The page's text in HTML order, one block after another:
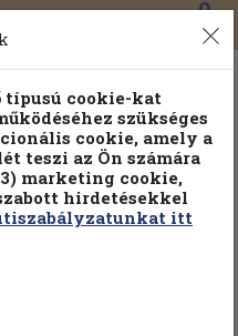
0
típusú cookie-kat
szükséges
cookie, amely a
teszi az Ön számára
marketing cookie,
hirdetésekkel
itt